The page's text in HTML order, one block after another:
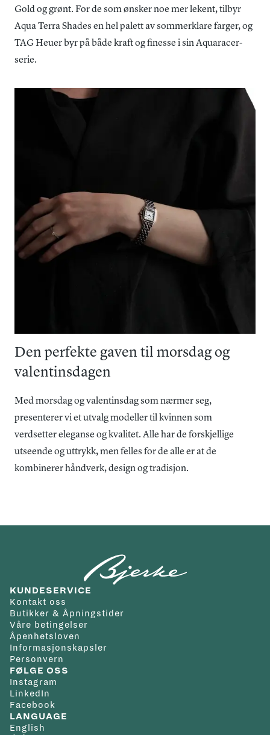
Gold og grønt. For de som ønsker noe mer lekent, tilbyr
Aqua Terra Shades en hel palett av sommerklare farger, og
TAG Heuer byr på både kraft og finesse i sin Aquaracer-
serie.
Den perfekte gaven til morsdag og
valentinsdagen
Med morsdag og valentinsdag som nærmer seg,
presenterer vi et utvalg modeller til kvinnen som
verdsetter eleganse og kvalitet. Alle har de forskjellige
utseende og uttrykk, men felles for de alle er at de
kombinerer håndverk, design og tradisjon.
KUNDESERVICE
Kontakt oss
Butikker & Åpningstider
Våre betingelser
Åpenhetsloven
Informasjonskapsler
Personvern
FØLGE OSS
Instagram
LinkedIn
Facebook
LANGUAGE
English